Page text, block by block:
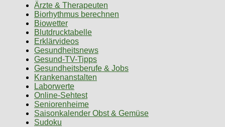
Ärzte & Therapeuten
Biorhythmus berechnen
Biowetter
Blutdrucktabelle
Erklärvideos
Gesundheitsnews
Gesund-TV-Tipps
Gesundheitsberufe & Jobs
Krankenanstalten
Laborwerte
Online-Sehtest
Seniorenheime
Saisonkalender Obst & Gemüse
Sudoku